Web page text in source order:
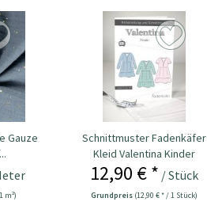
Gauze
m²)
Schnittmuster Fadenkäfer
Kleid Valentina Kinder
12,90 € * / Stück
Grundpreis (12,90 € * / 1 Stück)